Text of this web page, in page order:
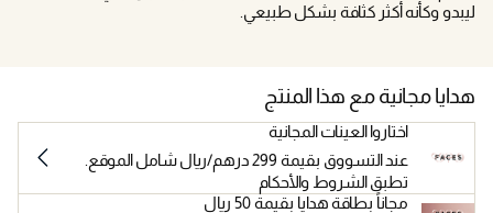
ليبدو وكأنه أكثر كثافة بشكل طبيعي.
هدايا مجانية مع هذا المنتج
اختاروا العينات المجانية
عند التسووق بقيمة 299 درهم/ريال شامل الموقع.
تطبق الشروط والأحكام
مجاناً بطاقة هدايا بقيمة 50 ريال